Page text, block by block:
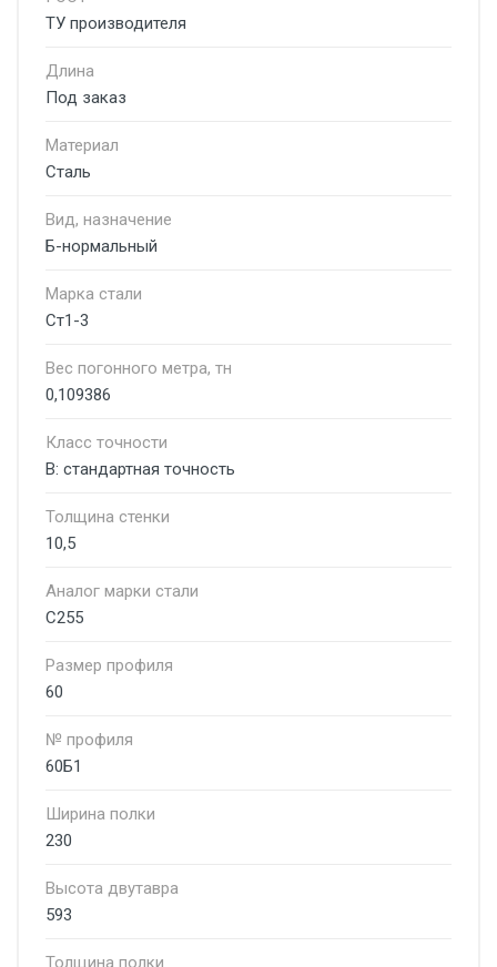
ТУ производителя
Длина
Под заказ
Материал
Сталь
Вид, назначение
Б-нормальный
Марка стали
Ст1-3
Вес погонного метра, тн
0,109386
Класс точности
В: стандартная точность
Толщина стенки
10,5
Аналог марки стали
С255
Размер профиля
60
№ профиля
60Б1
Ширина полки
230
Высота двутавра
593
Толщина полки